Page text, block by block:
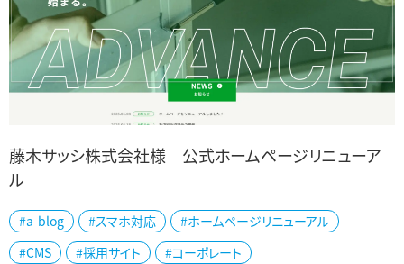
新潟県聖籠町に本社を構える 藤木サッシ株式会社様の公式ホーム
ページをリニューアル制作いたしました。 藤木サッシ様は、公共施設
を中心としたサッシや外装パネル...
藤木サッシ株式会社様 公式ホームページリニューア
ル
#a-blog #スマホ対応
#ホームページリニューアル
#CMS
#採用サイト #コーポレート